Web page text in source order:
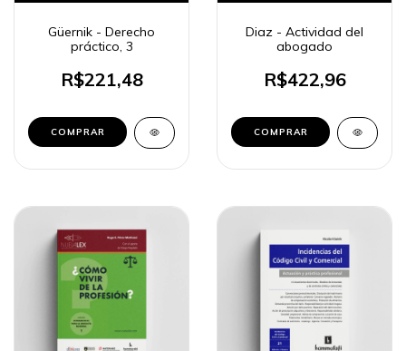
Güernik - Derecho
práctico, 3
R$221,48
COMPRAR
Diaz - Actividad del
abogado
R$422,96
COMPRAR